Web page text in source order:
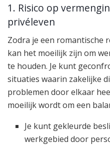
1. Risico op
privéleven
Zodra je een romantische
kan het moeilijk zijn om
te houden. Je kunt
situaties waarin zakelijke
problemen door elkaar
moeilijk wordt om een
Je kunt gekleurde
werkgebied door